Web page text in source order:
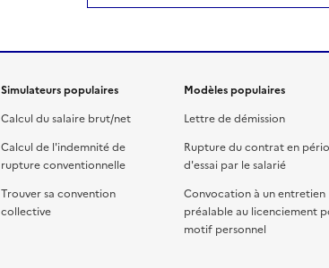
Simulateurs populaires
Calcul du salaire brut/net
Calcul de l'indemnité de
rupture conventionnelle
Trouver sa convention
collective
Modèles populaires
Lettre de démission
Rupture du contrat en
d'essai par le salarié
Convocation à un entretien
préalable au licenciement
motif personnel